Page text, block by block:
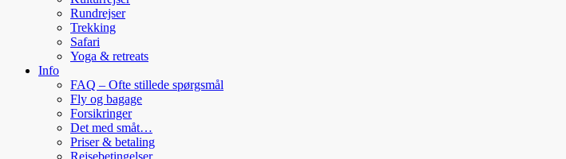
Rundrejser
Trekking
Safari
Yoga & retreats
Info
FAQ – Ofte stillede spørgsmål
Fly og bagage
Forsikringer
Det med småt…
Priser & betaling
Rejsebetingelser